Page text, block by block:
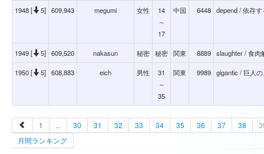
1948 [ 5] 609,943 megumi 女性
14
～
17
中国 6448 depend / 依存す
1949 [ 5] 609,520 nakasun 秘密 秘密 関東 8889 slaughter / 食肉
1950 [ 5] 608,883 eich 男性
31
～
35
関東 9989 gigantic / 巨人
1 ... 30 31 32 33 34 35 36 37 38
月間ランキング